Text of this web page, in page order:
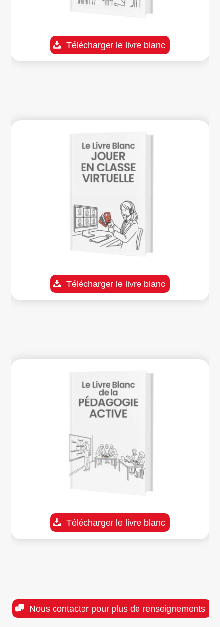
Télécharger le livre blanc
Télécharger le livre blanc
Télécharger le livre blanc
Nous contacter pour plus de renseignements